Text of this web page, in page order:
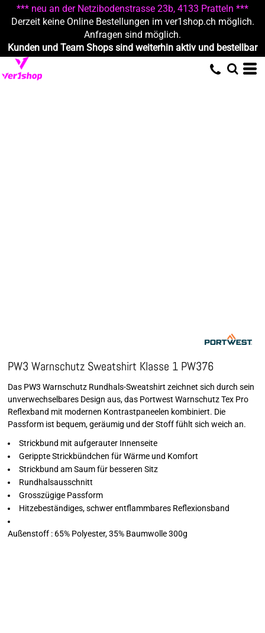
*** neu an der Netzibodenstrasse 23b, 4133 Pratteln ***
Derzeit keine Online Bestellungen im ver1shop.ch möglich.
Anfragen sind möglich.
Kunden und Team Shops sind weiterhin aktiv und bestellbar
PW3 Warnschutz Sweatshirt Klasse 1 PW376
Das PW3 Warnschutz Rundhals-Sweatshirt zeichnet sich durch sein
unverwechselbares Design aus, das Portwest Warnschutz Tex Pro
Reflexband mit modernen Kontrastpaneelen kombiniert. Die
Passform ist bequem, geräumig und der Stoff fühlt sich weich an.
Strickbund mit aufgerauter Innenseite
Gerippte Strickbündchen für Wärme und Komfort
Strickbund am Saum für besseren Sitz
Rundhalsausschnitt
Grosszügige Passform
Hitzebeständiges, schwer entflammbares Reflexionsband
Außenstoff : 65% Polyester, 35% Baumwolle 300g